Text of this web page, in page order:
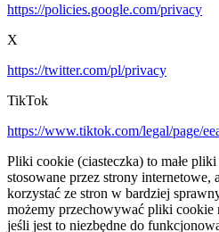
https://policies.google.com/privacy
X
https://twitter.com/pl/privacy
TikTok
https://www.tiktok.com/legal/page/
Pliki cookie (ciasteczka) to małe
stosowane przez strony
korzystać ze stron w bardziej
możemy przechowywać pliki cookie
jeśli jest to niezbędne do